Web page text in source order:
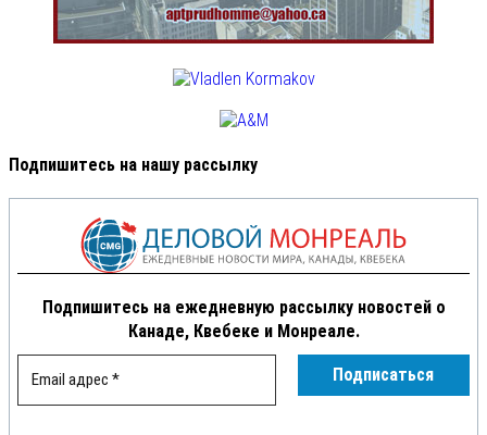
Подпишитесь на нашу рассылку
Подпишитесь на ежедневную рассылку новостей о
Канаде, Квебеке и Монреале.